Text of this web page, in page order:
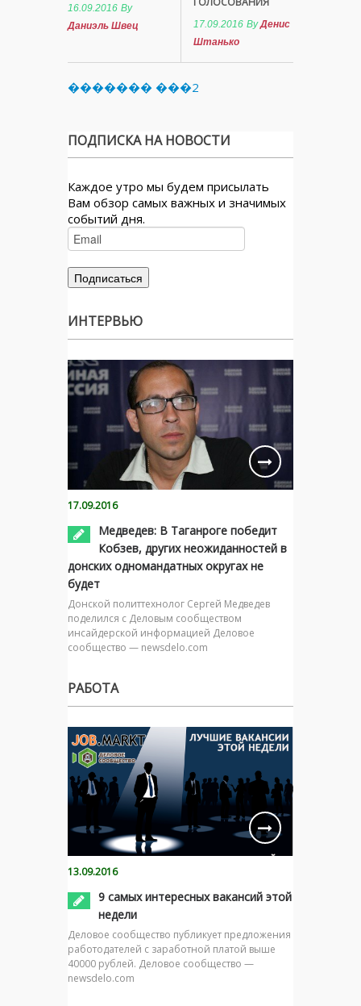
16.09.2016 By
Даниэль Швец
17.09.2016 ByДенис
Штанько
������� ���2
ПОДПИСКА НА НОВОСТИ
Каждое утро мы будем присылать
Вам обзор самых важных и значимых
событий дня.
ИНТЕРВЬЮ
17.09.2016
Медведев: В Таганроге победит
Кобзев, других неожиданностей в
донских одномандатных округах не
будет
Донской политтехнолог Сергей Медведев
поделился с Деловым сообществом
инсайдерской информацией Деловое
сообщество — newsdelo.com
РАБОТА
13.09.2016
9 самых интересных вакансий этой
недели
Деловое сообщество публикует предложения
работодателей с заработной платой выше
40000 рублей. Деловое сообщество —
newsdelo.com